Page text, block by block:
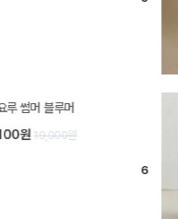
지
원 19,000원